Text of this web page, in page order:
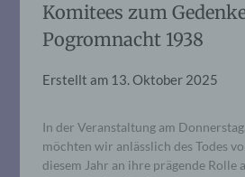
Komitees zum
Pogromnacht 1938
Erstellt am 13. Oktober 2025
In der Veranstaltung am
möchten wir anlässlich des Todes
diesem Jahr an ihre prägende Rolle